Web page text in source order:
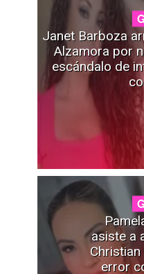
Janet Barboza
Alzamora por
escándalo de
asiste a
error